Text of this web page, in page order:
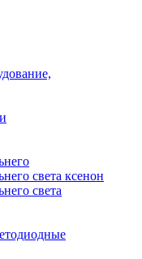
света ксенон
света